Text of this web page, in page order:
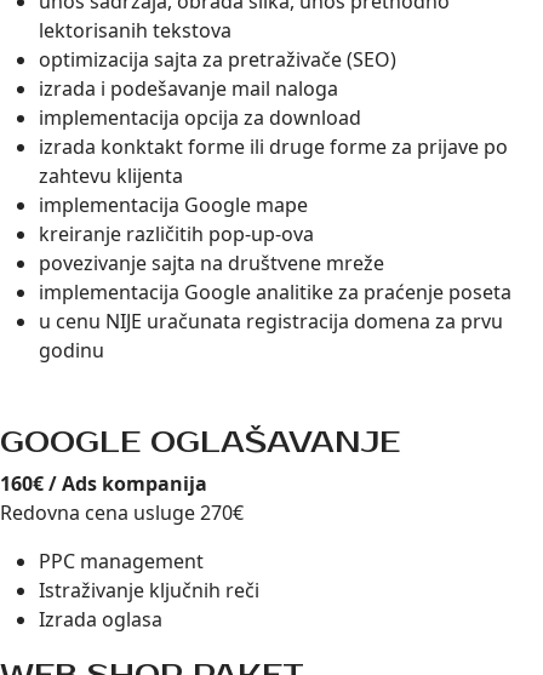
lektorisanih tekstova
optimizacija sajta za pretraživače (SEO)
izrada i podešavanje mail naloga
implementacija opcija za download
izrada konktakt forme ili druge forme za prijave po
zahtevu klijenta
implementacija Google mape
kreiranje različitih pop-up-ova
povezivanje sajta na društvene mreže
implementacija Google analitike za praćenje poseta
u cenu NIJE uračunata registracija domena za prvu
godinu
GOOGLE OGLAŠAVANJE
160€ / Ads kompanija
Redovna cena usluge 270€
PPC management
Istraživanje ključnih reči
Izrada oglasa